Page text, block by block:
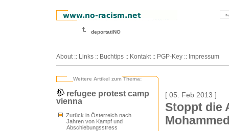
deportatiNO
About :: Links :: Buchtips :: Kontakt :: PGP-Key :: Impressum
Weitere Artikel zum Thema:
refugee protest camp
vienna
Zurück in Österreich nach
Jahren von Kampf und
Abschiebungsstress
[ 05. Feb 2013 ]
Stoppt die